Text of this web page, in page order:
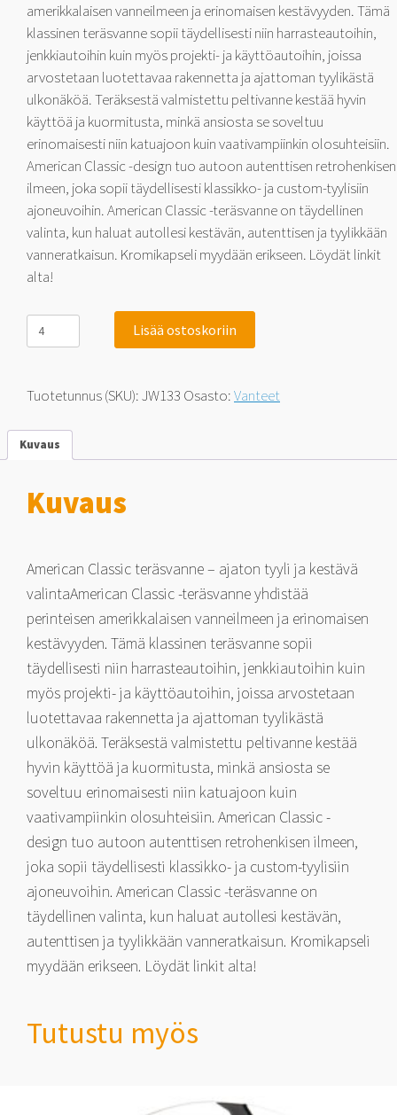
amerikkalaisen vanneilmeen ja erinomaisen kestävyyden. Tämä
klassinen teräsvanne sopii täydellisesti niin harrasteautoihin,
jenkkiautoihin kuin myös projekti- ja käyttöautoihin, joissa
arvostetaan luotettavaa rakennetta ja ajattoman tyylikästä
ulkonäköä. Teräksestä valmistettu peltivanne kestää hyvin
käyttöä ja kuormitusta, minkä ansiosta se soveltuu
erinomaisesti niin katuajoon kuin vaativampiinkin olosuhteisiin.
American Classic -design tuo autoon autenttisen retrohenkisen
ilmeen, joka sopii täydellisesti klassikko- ja custom-tyylisiin
ajoneuvoihin. American Classic -teräsvanne on täydellinen
valinta, kun haluat autollesi kestävän, autenttisen ja tyylikkään
vanneratkaisun. Kromikapseli myydään erikseen. Löydät linkit
alta!
Jack
Wheeler
American
Chrome
-32
Lisää ostoskoriin
Tuotetunnus (SKU):JW133 Osasto:Vanteet
Kuvaus
Kuvaus
American Classic teräsvanne – ajaton tyyli ja kestävä
valintaAmerican Classic -teräsvanne yhdistää
perinteisen amerikkalaisen vanneilmeen ja erinomaisen
kestävyyden. Tämä klassinen teräsvanne sopii
täydellisesti niin harrasteautoihin, jenkkiautoihin kuin
myös projekti- ja käyttöautoihin, joissa arvostetaan
luotettavaa rakennetta ja ajattoman tyylikästä
ulkonäköä. Teräksestä valmistettu peltivanne kestää
hyvin käyttöä ja kuormitusta, minkä ansiosta se
soveltuu erinomaisesti niin katuajoon kuin
vaativampiinkin olosuhteisiin. American Classic -
design tuo autoon autenttisen retrohenkisen ilmeen,
joka sopii täydellisesti klassikko- ja custom-tyylisiin
ajoneuvoihin. American Classic -teräsvanne on
täydellinen valinta, kun haluat autollesi kestävän,
autenttisen ja tyylikkään vanneratkaisun. Kromikapseli
myydään erikseen. Löydät linkit alta!
Tutustu myös